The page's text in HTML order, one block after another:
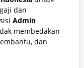
dan
Admin
membedakan
dan